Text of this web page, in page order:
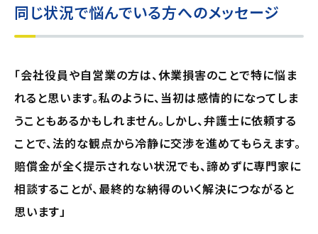
同じ状況で悩んでいる方へのメッセージ
「会社役員や自営業の方は、休業損害のことで特に悩ま
れると思います。私のように、当初は感情的になってしま
うこともあるかもしれません。しかし、弁護士に依頼する
ことで、法的な観点から冷静に交渉を進めてもらえます。
賠償金が全く提示されない状況でも、諦めずに専門家に
相談することが、最終的な納得のいく解決につながると
思います」